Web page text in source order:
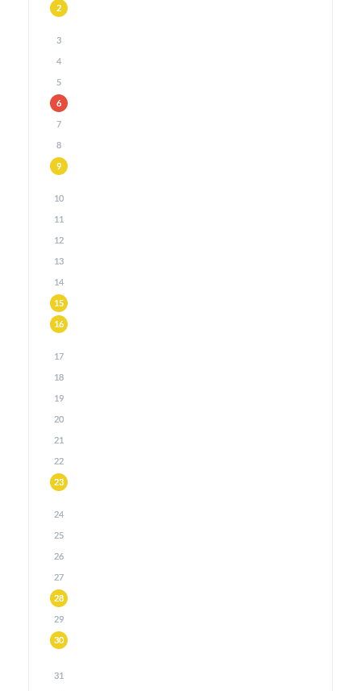
2
3
4
5
6
7
8
9
10
11
12
13
14
15
16
17
18
19
20
21
22
23
24
25
26
27
28
29
30
31